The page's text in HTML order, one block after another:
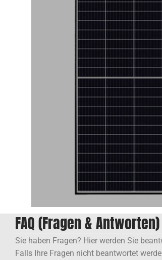
FAQ (Fragen & Antworten)
Sie haben Fragen? Hier werden Sie
Falls Ihre Fragen nicht beantwortet